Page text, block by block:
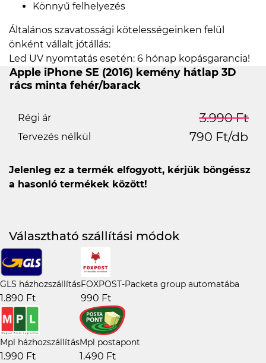
Könnyű felhelyezés
Általános szavatossági kötelességeinken felül
önként vállalt jótállás:
Led UV nyomtatás esetén: 6 hónap kopásgarancia!
Apple iPhone SE (2016) kemény hátlap 3D
rács minta fehér/barack
Régi ár 3.990 Ft
Tervezés nélkül 790 Ft/db
Jelenleg ez a termék elfogyott, kérjük böngéssz
a hasonló termékek között!
Választható szállítási módok
GLS házhozszállítás
1.890 Ft
FOXPOST-Packeta group automatába
990 Ft
Mpl házhozszállítás
1.990 Ft
Mpl postapont
1.490 Ft